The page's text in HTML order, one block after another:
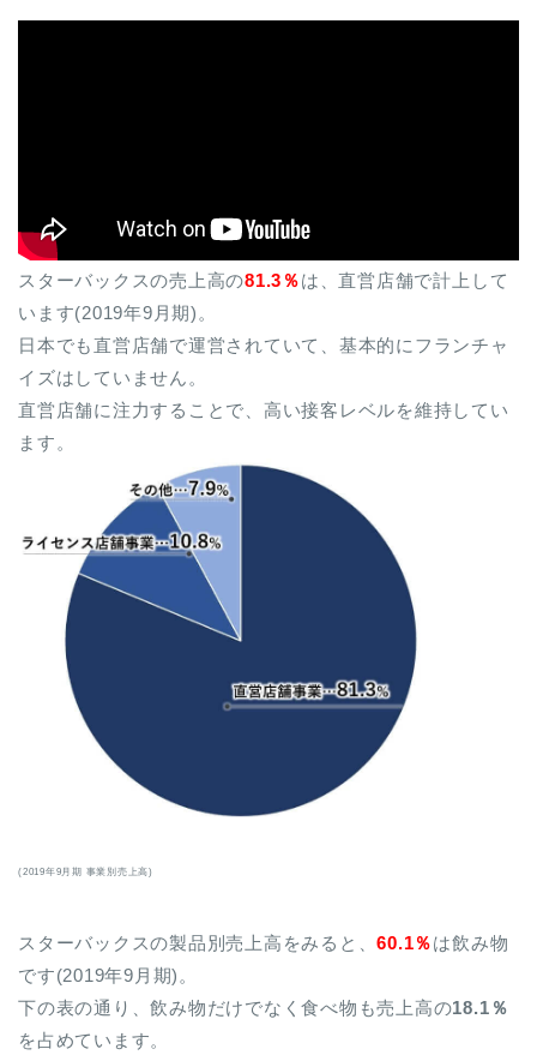
スターバックスの売上高の81.3％は、直営店舗で計上して
います(2019年9月期)。
日本でも直営店舗で運営されていて、基本的にフランチャ
イズはしていません。
直営店舗に注力することで、高い接客レベルを維持してい
ます。
(2019年9月期 事業別売上高)
スターバックスの製品別売上高をみると、60.1％は飲み物
です(2019年9月期)。
下の表の通り、飲み物だけでなく食べ物も売上高の18.1％
を占めています。